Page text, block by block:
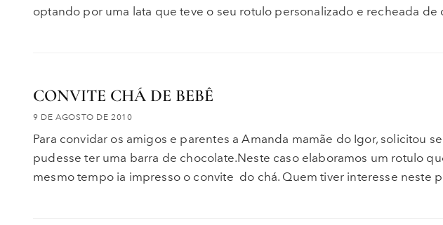
optando por uma lata que teve o seu rotulo personalizado e recheada
CONVITE CHÁ DE BEBÊ
9 DE AGOSTO DE 2010
Para convidar os amigos e parentes a Amanda mamãe do Igor, solicitou
pudesse ter uma barra de chocolate.Neste caso elaboramos um rotulo
mesmo tempo ia impresso o convite do chá. Quem tiver interesse neste